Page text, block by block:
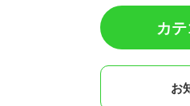
カ
お